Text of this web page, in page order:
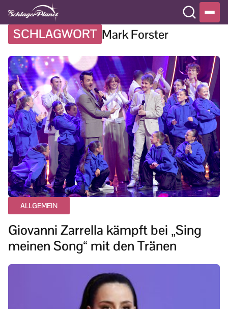
SCHLAGWORT Mark Forster
ALLGEMEIN
Giovanni Zarrella kämpft bei „Sing
meinen Song“ mit den Tränen